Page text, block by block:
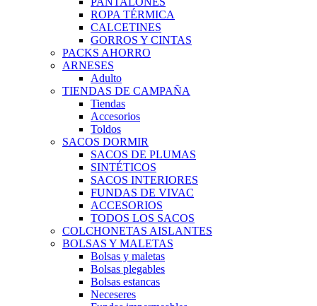
ROPA TÉRMICA
CALCETINES
GORROS Y CINTAS
PACKS AHORRO
ARNESES
Adulto
TIENDAS DE CAMPAÑA
Tiendas
Accesorios
Toldos
SACOS DORMIR
SACOS DE PLUMAS
SINTÉTICOS
SACOS INTERIORES
FUNDAS DE VIVAC
ACCESORIOS
TODOS LOS SACOS
COLCHONETAS AISLANTES
BOLSAS Y MALETAS
Bolsas y maletas
Bolsas plegables
Bolsas estancas
Neceseres